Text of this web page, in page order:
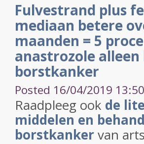
Fulvestrand plus
mediaan betere
maanden = 5
anastrozole
borstkanker
Posted 16/04/2019
Raadpleeg ook de
middelen en
borstkankervan